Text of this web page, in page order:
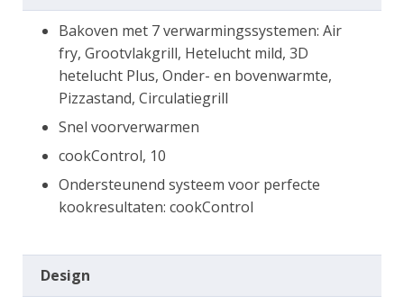
Bakoven met 7 verwarmingssystemen: Air
fry, Grootvlakgrill, Hetelucht mild, 3D
hetelucht Plus, Onder- en bovenwarmte,
Pizzastand, Circulatiegrill
Snel voorverwarmen
cookControl, 10
Ondersteunend systeem voor perfecte
kookresultaten: cookControl
Design